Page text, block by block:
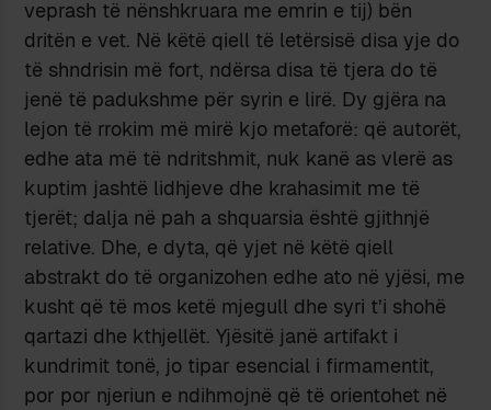
veprash të nënshkruara me emrin e tij) bën
dritën e vet. Në këtë qiell të letërsisë disa yje do
të shndrisin më fort, ndërsa disa të tjera do të
jenë të padukshme për syrin e lirë. Dy gjëra na
lejon të rrokim më mirë kjo metaforë: që autorët,
edhe ata më të ndritshmit, nuk kanë as vlerë as
kuptim jashtë lidhjeve dhe krahasimit me të
tjerët; dalja në pah a shquarsia është gjithnjë
relative. Dhe, e dyta, që yjet në këtë qiell
abstrakt do të organizohen edhe ato në yjësi, me
kusht që të mos ketë mjegull dhe syri t’i shohë
qartazi dhe kthjellët. Yjësitë janë artifakt i
kundrimit tonë, jo tipar esencial i firmamentit,
por por njeriun e ndihmojnë që të orientohet në